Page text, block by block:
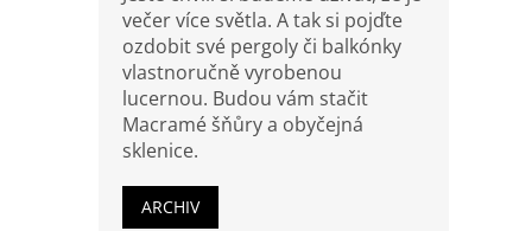
večer více světla. A tak si pojďte
ozdobit své pergoly či balkónky
vlastnoručně vyrobenou
lucernou. Budou vám stačit
Macramé šňůry a obyčejná
sklenice.
ARCHIV